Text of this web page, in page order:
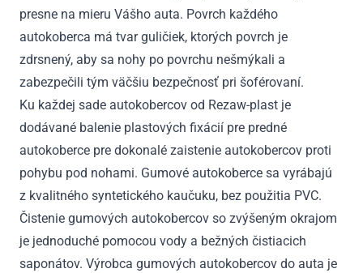
presne na mieru Vášho auta. Povrch každého
autokoberca má tvar guličiek, ktorých povrch je
zdrsnený, aby sa nohy po povrchu nešmýkali a
zabezpečili tým väčšiu bezpečnosť pri šoférovaní.
Ku každej sade autokobercov od Rezaw-plast je
dodávané balenie plastových fixácií pre predné
autokoberce pre dokonalé zaistenie autokobercov proti
pohybu pod nohami. Gumové autokoberce sa vyrábajú
z kvalitného syntetického kaučuku, bez použitia PVC.
Čistenie gumových autokobercov so zvýšeným okrajom
je jednoduché pomocou vody a bežných čistiacich
saponátov. Výrobca gumových autokobercov do auta je